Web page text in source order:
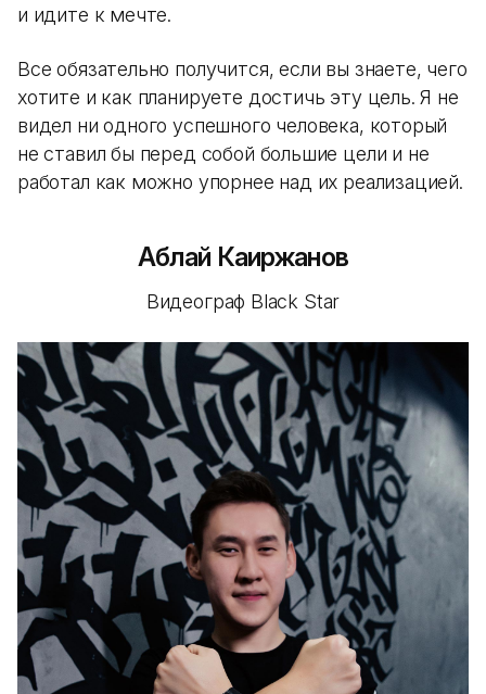
и идите к мечте.
Все обязательно получится, если вы знаете, чего
хотите и как планируете достичь эту цель. Я не
видел ни одного успешного человека, который
не ставил бы перед собой большие цели и не
работал как можно упорнее над их реализацией.
Аблай Каиржанов
Видеограф Black Star